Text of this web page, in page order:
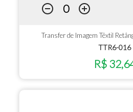
Transfer de Imagem Têxtil
TTR6-016
R$